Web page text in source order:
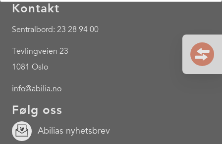
Kontakt
Sentralbord: 23 28 94 00
Tevlingveien 23
1081 Oslo
info@abilia.no
Følg oss
Abilias nyhetsbrev